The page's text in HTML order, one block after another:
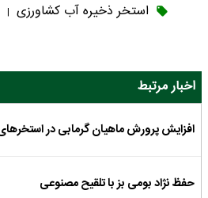
استخر ذخیره آب کشاورزی |
اخبار مرتبط
افزایش پرورش ماهیان گرمابی در
حفظ نژاد بومی بز با تلقیح مصنوعی